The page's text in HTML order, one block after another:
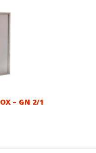
– GN 2/1